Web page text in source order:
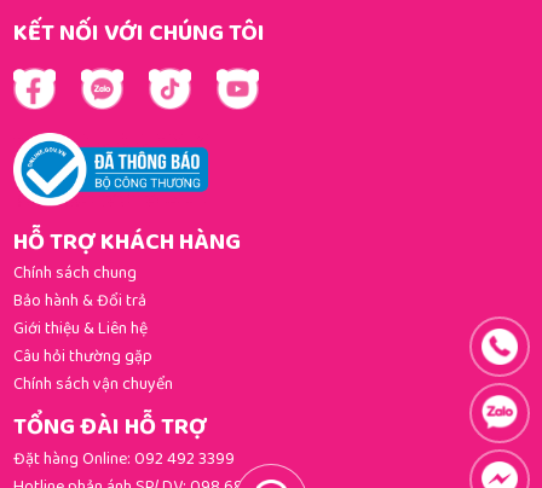
KẾT NỐI VỚI CHÚNG TÔI
HỖ TRỢ KHÁCH HÀNG
Chính sách chung
Bảo hành & Đổi trả
Giới thiệu & Liên hệ
Câu hỏi thường gặp
Chính sách vận chuyển
TỔNG ĐÀI HỖ TRỢ
Đặt hàng Online:092 492 3399